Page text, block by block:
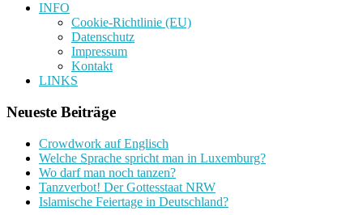
INFO
Cookie-Richtlinie (EU)
Datenschutz
Impressum
Kontakt
LINKS
Neueste Beiträge
Crowdwork auf Englisch
Welche Sprache spricht man in Luxemburg?
Wo darf man noch tanzen?
Tanzverbot! Der Gottesstaat NRW
Islamische Feiertage in Deutschland?